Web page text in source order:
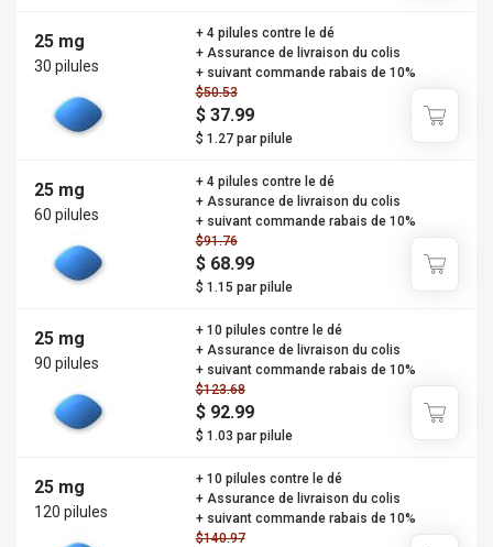
25 mg
30 pilules
$50.53
$ 37.99
$ 1.27 par pilule
+ 4 pilules contre le dé
+ Assurance de livraison du colis
+ suivant commande rabais de 10%
25 mg
60 pilules
$91.76
$ 68.99
$ 1.15 par pilule
+ 4 pilules contre le dé
+ Assurance de livraison du colis
+ suivant commande rabais de 10%
25 mg
90 pilules
$123.68
$ 92.99
$ 1.03 par pilule
+ 10 pilules contre le dé
+ Assurance de livraison du colis
+ suivant commande rabais de 10%
25 mg
120 pilules
$140.97
+ 10 pilules contre le dé
+ Assurance de livraison du colis
+ suivant commande rabais de 10%